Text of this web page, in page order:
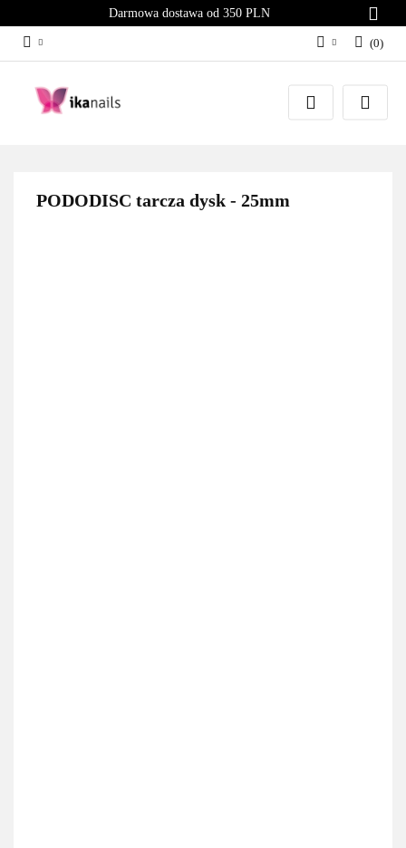
Darmowa dostawa od 350 PLN
Zaloguj się
Załóż konto
(0)
PODODISC tarcza dysk - 25mm